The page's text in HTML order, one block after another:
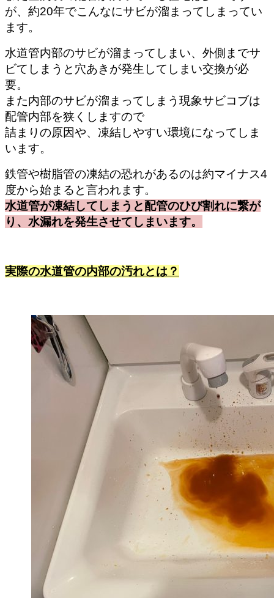
が、約20年でこんなにサビが溜まってしまってい
ます。
水道管内部のサビが溜まってしまい、外側までサ
ビてしまうと穴あきが発生してしまい交換が必
要。
また内部のサビが溜まってしまう現象サビコブは
配管内部を狭くしますので
詰まりの原因や、凍結しやすい環境になってしま
います。
鉄管や樹脂管の凍結の恐れがあるのは約マイナス4
度から始まると言われます。
水道管が凍結してしまうと配管のひび割れに繋が
り、水漏れを発生させてしまいます。
実際の水道管の内部の汚れとは？